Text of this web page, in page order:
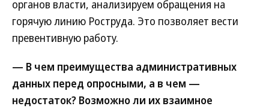
органов власти, анализируем обращения на
горячую линию Роструда. Это позволяет вести
превентивную работу.
— В чем преимущества административных
данных перед опросными, а в чем —
недостаток? Возможно ли их взаимное